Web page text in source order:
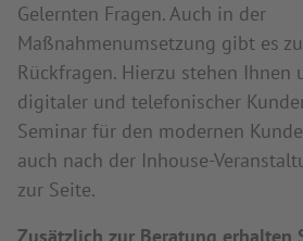
Gelernten Fragen. Auch in der
Maßnahmenumsetzung gibt es
Rückfragen. Hierzu stehen Ihnen
digitaler und telefonischer
Seminar für den modernen
auch nach der Inhouse-
zur Seite.